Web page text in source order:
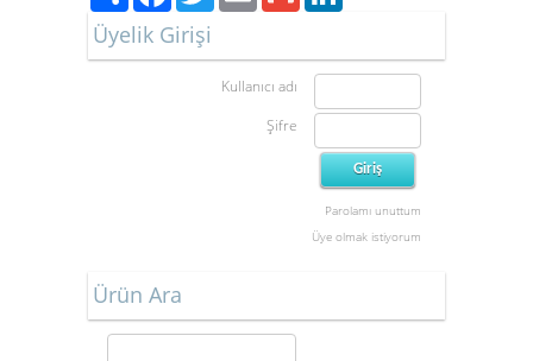
Üyelik Girişi
Kullanıcı adı
Şifre
Parolamı unuttum
Üye olmak istiyorum
Ürün Ara